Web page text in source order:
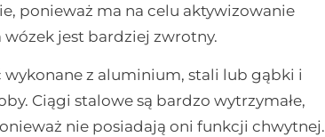
ponieważ ma na celu aktywizowanie
jest bardziej zwrotny.
z aluminium, stali lub gąbki i
Ciągi stalowe są bardzo wytrzymałe,
nie posiadają oni funkcji chwytnej.